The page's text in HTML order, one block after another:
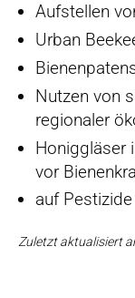
Aufstellen
Urban
Nutzen von
regionaler
Honiggläser
vor
auf
Zuletzt aktualisiert